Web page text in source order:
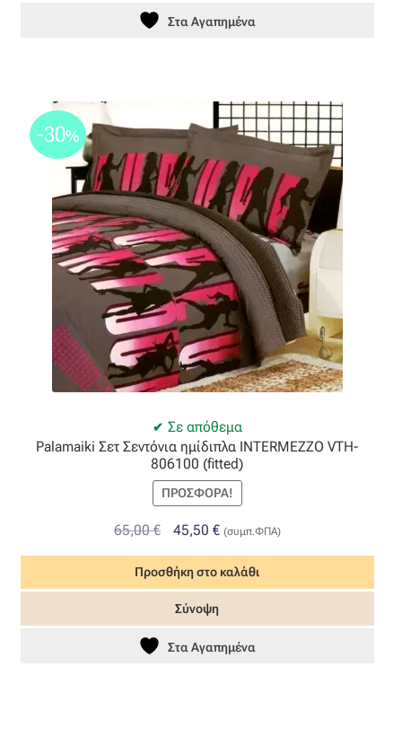
Στα Αγαπημένα
Σε απόθεμα
-30%
Palamaiki Σετ Σεντόνια ημίδιπλα INTERMEZZO VTH-
806100 (fitted)
ΠΡΟΣΦΟΡΆ!
65,00€
Original
price
was:
65,00 €.
45,50 €Η
τρέχουσα
τιμή
είναι:
(συμπ.ΦΠΑ)
Προσθήκη στο καλάθι
Σύνοψη
Στα Αγαπημένα